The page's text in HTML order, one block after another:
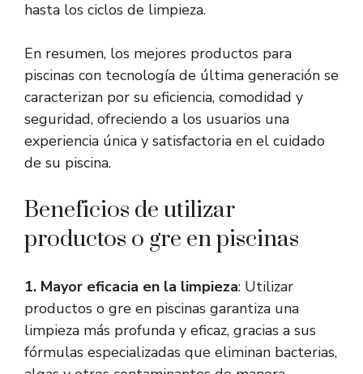
hasta los ciclos de limpieza.
En resumen, los mejores productos para
piscinas con tecnología de última generación se
caracterizan por su eficiencia, comodidad y
seguridad, ofreciendo a los usuarios una
experiencia única y satisfactoria en el cuidado
de su piscina.
Beneficios de utilizar
productos o gre en piscinas
1. Mayor eficacia en la limpieza: Utilizar
productos o gre en piscinas garantiza una
limpieza más profunda y eficaz, gracias a sus
fórmulas especializadas que eliminan bacterias,